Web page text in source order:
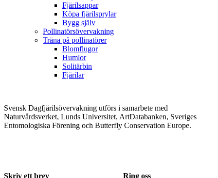
Fjärilsappar
Köpa fjärilsprylar
Bygg själv
Pollinatörsövervakning
Träna på pollinatörer
Blomflugor
Humlor
Solitärbin
Fjärilar
Svensk Dagfjärilsövervakning utförs i samarbete med
Naturvårdsverket, Lunds Universitet, ArtDatabanken, Sveriges
Entomologiska Förening och Butterfly Conservation Europe.
Skriv ett brev Ring oss